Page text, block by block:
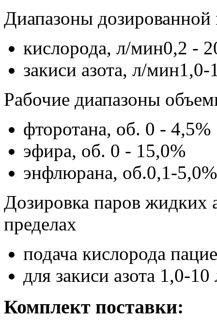
Диапазоны дозированной
кислорода, л/мин0,2 -
закиси азота, л/мин1,0-
Рабочие диапазоны
фторотана, об. 0 - 4,5%
эфира, об. 0 - 15,0%
энфлюрана, об.0,1-5,0%
Дозировка паров жидких
пределах
подача кислорода
для закиси азота 1,0-
Комплект поставки: